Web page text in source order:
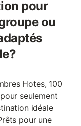
pour
ou
Hotes, 100
seulement
idéale
pour une